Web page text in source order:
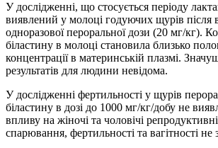
У дослідженні, що стосується періоду
виявлений у молоці годуючих щурів після
одноразової пероральної дози (20 мг/кг).
біластину в молоці становила близько
концентрації в материнській плазмі.
результатів для людини невідома.
У дослідженні фертильності у щурів
біластину в дозі до 1000 мг/кг/добу не
впливу на жіночі та чоловічі
спарювання, фертильності та вагітності не